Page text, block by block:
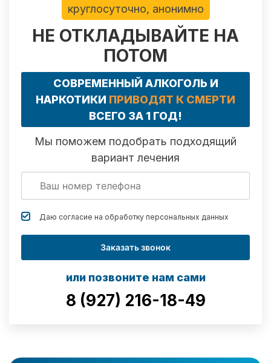
круглосуточно, анонимно
НЕ ОТКЛАДЫВАЙТЕ НА
ПОТОМ
СОВРЕМЕННЫЙ АЛКОГОЛЬ И
НАРКОТИКИ ПРИВОДЯТ К СМЕРТИ
ВСЕГО ЗА 1 ГОД!
Мы поможем подобрать подходящий
вариант лечения
Даю согласие на обработку персональных данных
Заказать звонок
или позвоните нам сами
8 (927) 216-18-49